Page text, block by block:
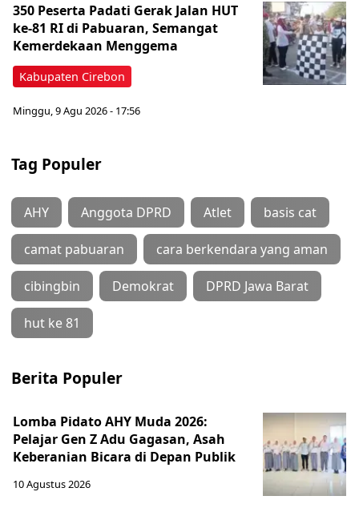
Kabupaten Cirebon
350 Peserta Padati Gerak Jalan HUT
ke-81 RI di Pabuaran, Semangat
Kemerdekaan Menggema
Minggu, 9 Agu 2026 - 17:56
Tag Populer
AHY Anggota DPRD Atlet basis cat
camat pabuaran cara berkendara yang aman
cibingbin Demokrat DPRD Jawa Barat
hut ke 81
Berita Populer
Lomba Pidato AHY Muda 2026:
Pelajar Gen Z Adu Gagasan, Asah
Keberanian Bicara di Depan Publik
10 Agustus 2026